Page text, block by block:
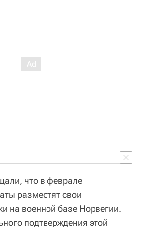
что в феврале
разместят свои
на военной базе Норвегии.
подтверждения этой